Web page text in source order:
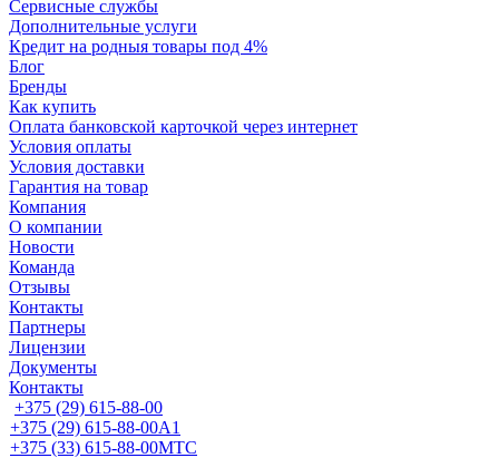
Сервисные службы
Дополнительные услуги
Кредит на родныя товары под 4%
Блог
Бренды
Как купить
Оплата банковской карточкой через интернет
Условия оплаты
Условия доставки
Гарантия на товар
Компания
О компании
Новости
Команда
Отзывы
Контакты
Партнеры
Лицензии
Документы
Контакты
+375 (29) 615-88-00
+375 (29) 615-88-00A1
+375 (33) 615-88-00МТС